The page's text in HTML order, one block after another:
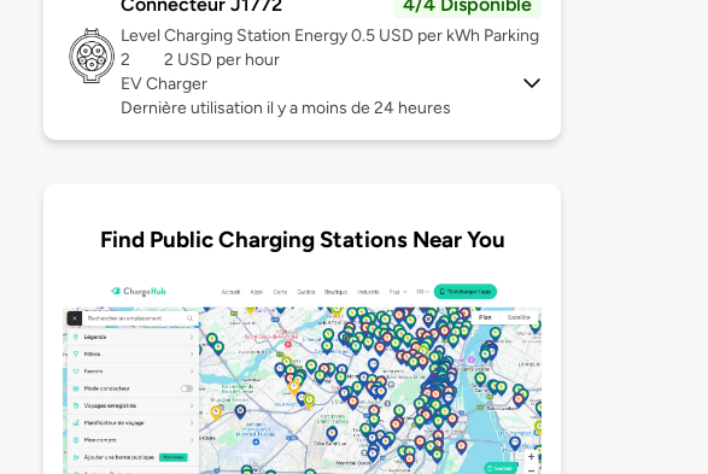
Level
2
Charging Station Energy 0.5 USD per kWh Parking
2 USD per hour
EV Charger
Dernière utilisation il y a moins de 24 heures
Find Public Charging Stations Near You